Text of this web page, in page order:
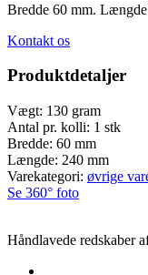
Bredde 60 mm.
Kontakt os
Produktdetaljer
Vægt: 130 gram
Antal pr. kolli: 1 stk
Bredde: 60 mm
Længde: 240 mm
Varekategori: øvrige
Se 360° foto
Håndlavede redskaber